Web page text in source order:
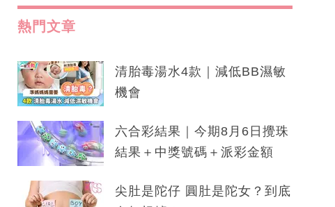
熱門文章
清胎毒湯水4款｜減低BB濕敏
機會
六合彩結果｜今期8月6日攪珠
結果＋中獎號碼＋派彩金額
尖肚是陀仔 圓肚是陀女？到底